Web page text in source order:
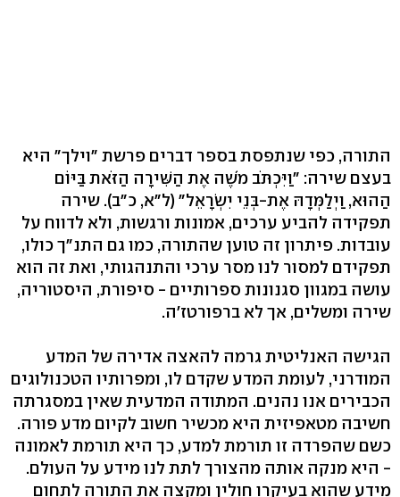
התורה, כפי שנתפסת בספר דברים פרשת "וילך" היא
בעצם שירה: "וַיִּכְתֹּב מֹשֶׁה אֶת הַשִּׁירָה הַזֹּאת בַּיּוֹם
הַהוּא, וַיְלַמְּדָהּ אֶת-בְּנֵי יִשְׂרָאֵל" (ל"א, כ"ב). שירה
תפקידה להביע ערכים, אמונות ורגשות, ולא לדווח על
עובדות. פיתרון זה טוען שהתורה, כמו גם התנ"ך כולו,
תפקידם למסור לנו מסר ערכי והתנהגותי, ואת זה הוא
עושה במגוון סגנונות ספרותיים - סיפורת, היסטוריה,
שירה ומשלים, אך לא ברפורטז'ה.
הגישה האנליטית גרמה להאצה אדירה של המדע
המודרני, לעומת המדע שקדם לו, ומפרותיו הטכנולוגים
הכבירים אנו נהנים. המתודה המדעית שאין במסגרתה
חשיבה מטאפיזית היא מכשיר חשוב לקיום מדע פורה.
כשם שהפרדה זו תורמת למדע, כך היא תורמת לאמונה
- היא מנקה אותה מהצורך לתת לנו מידע על העולם.
מידע שהוא בעיקרו חולין ומקצה את התורה לתחום